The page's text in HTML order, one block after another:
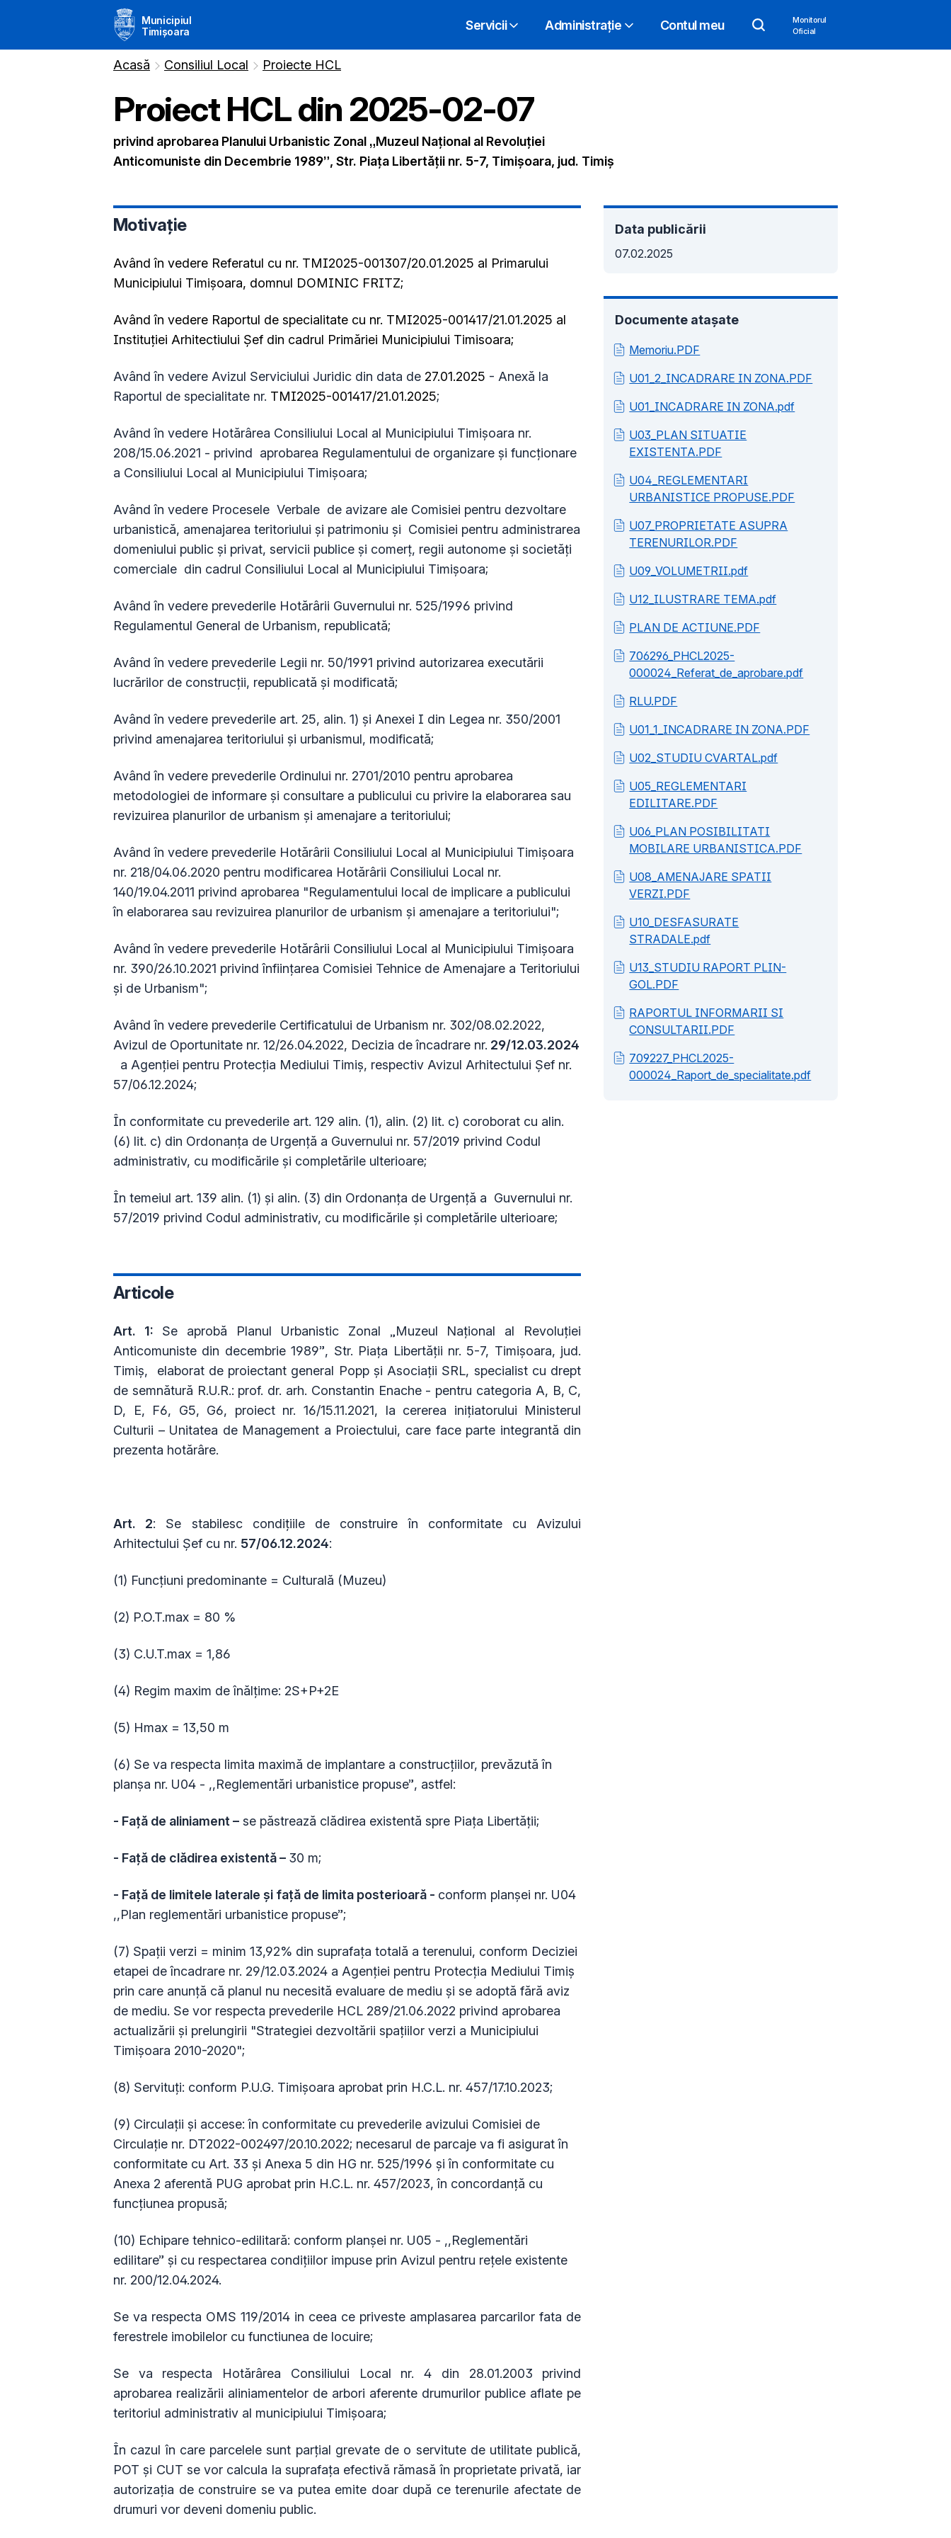
Municipiul
Timișoara
Servicii Administrație Contul meu
Monitorul
Oficial
Acasă Consiliul Local Proiecte HCL
Proiect HCL din 2025-02-07
privind aprobarea Planului Urbanistic Zonal „Muzeul Național al Revoluției
Anticomuniste din Decembrie 1989”, Str. Piața Libertății nr. 5-7, Timișoara, jud. Timiș
Motivație
Având în vedere Referatul cu nr. TMI2025-001307/20.01.2025 al Primarului
Municipiului Timişoara, domnul DOMINIC FRITZ;
Având în vedere Raportul de specialitate cu nr. TMI2025-001417/21.01.2025 al
Instituției Arhitectiului Șef din cadrul Primăriei Municipiului Timisoara;
Având în vedere Avizul Serviciului Juridic din data de 27.01.2025 - Anexă la
Raportul de specialitate nr. TMI2025-001417/21.01.2025;
Având în vedere Hotărârea Consiliului Local al Municipiului Timișoara nr.
208/15.06.2021 - privind aprobarea Regulamentului de organizare și funcționare
a Consiliului Local al Municipiului Timișoara;
Având în vedere Procesele Verbale de avizare ale Comisiei pentru dezvoltare
urbanistică, amenajarea teritoriului și patrimoniu și Comisiei pentru administrarea
domeniului public şi privat, servicii publice şi comerţ, regii autonome şi societăţi
comerciale din cadrul Consiliului Local al Municipiului Timişoara;
Având în vedere prevederile Hotărârii Guvernului nr. 525/1996 privind
Regulamentul General de Urbanism, republicată;
Având în vedere prevederile Legii nr. 50/1991 privind autorizarea executării
lucrărilor de construcţii, republicată şi modificată;
Având în vedere prevederile art. 25, alin. 1) şi Anexei I din Legea nr. 350/2001
privind amenajarea teritoriului şi urbanismul, modificată;
Având în vedere prevederile Ordinului nr. 2701/2010 pentru aprobarea
metodologiei de informare şi consultare a publicului cu privire la elaborarea sau
revizuirea planurilor de urbanism şi amenajare a teritoriului;
Având în vedere prevederile Hotărârii Consiliului Local al Municipiului Timişoara
nr. 218/04.06.2020 pentru modificarea Hotărârii Consiliului Local nr.
140/19.04.2011 privind aprobarea "Regulamentului local de implicare a publicului
în elaborarea sau revizuirea planurilor de urbanism şi amenajare a teritoriului";
Având în vedere prevederile Hotărârii Consiliului Local al Municipiului Timişoara
nr. 390/26.10.2021 privind înființarea Comisiei Tehnice de Amenajare a Teritoriului
şi de Urbanism";
Având în vedere prevederile Certificatului de Urbanism nr. 302/08.02.2022,
Avizul de Oportunitate nr. 12/26.04.2022, Decizia de încadrare nr. 29/12.03.2024
a Agenţiei pentru Protecţia Mediului Timiş, respectiv Avizul Arhitectului Șef nr.
57/06.12.2024;
În conformitate cu prevederile art. 129 alin. (1), alin. (2) lit. c) coroborat cu alin.
(6) lit. c) din Ordonanța de Urgență a Guvernului nr. 57/2019 privind Codul
administrativ, cu modificările și completările ulterioare;
În temeiul art. 139 alin. (1) și alin. (3) din Ordonanța de Urgență a Guvernului nr.
57/2019 privind Codul administrativ, cu modificările și completările ulterioare;
Articole
Art. 1: Se aprobă Planul Urbanistic Zonal „Muzeul Național al Revoluției
Anticomuniste din decembrie 1989”, Str. Piața Libertății nr. 5-7, Timișoara, jud.
Timiș, elaborat de proiectant general Popp și Asociații SRL, specialist cu drept
de semnătură R.U.R.: prof. dr. arh. Constantin Enache - pentru categoria A, B, C,
D, E, F6, G5, G6, proiect nr. 16/15.11.2021, la cererea inițiatorului Ministerul
Culturii – Unitatea de Management a Proiectului, care face parte integrantă din
prezenta hotărâre.
Art. 2: Se stabilesc condiţiile de construire în conformitate cu Avizului
Arhitectului Șef cu nr. 57/06.12.2024:
(1) Funcțiuni predominante = Culturală (Muzeu)
(2) P.O.T.max = 80 %
(3) C.U.T.max = 1,86
(4) Regim maxim de înălțime: 2S+P+2E
(5) Hmax = 13,50 m
(6) Se va respecta limita maximă de implantare a construcțiilor, prevăzută în
planșa nr. U04 - ,,Reglementări urbanistice propuse”, astfel:
- Față de aliniament – se păstrează clădirea existentă spre Piața Libertății;
- Față de clădirea existentă – 30 m;
- Față de limitele laterale și față de limita posterioară - conform planșei nr. U04
,,Plan reglementări urbanistice propuse”;
(7) Spații verzi = minim 13,92% din suprafața totală a terenului, conform Deciziei
etapei de încadrare nr. 29/12.03.2024 a Agenției pentru Protecția Mediului Timiș
prin care anunţă că planul nu necesită evaluare de mediu și se adoptă fără aviz
de mediu. Se vor respecta prevederile HCL 289/21.06.2022 privind aprobarea
actualizării și prelungirii "Strategiei dezvoltării spațiilor verzi a Municipiului
Timișoara 2010-2020";
(8) Servituți: conform P.U.G. Timișoara aprobat prin H.C.L. nr. 457/17.10.2023;
(9) Circulații și accese: în conformitate cu prevederile avizului Comisiei de
Circulație nr. DT2022-002497/20.10.2022; necesarul de parcaje va fi asigurat în
conformitate cu Art. 33 și Anexa 5 din HG nr. 525/1996 și în conformitate cu
Anexa 2 aferentă PUG aprobat prin H.C.L. nr. 457/2023, în concordanță cu
funcțiunea propusă;
(10) Echipare tehnico-edilitară: conform planșei nr. U05 - ,,Reglementări
edilitare” și cu respectarea condițiilor impuse prin Avizul pentru rețele existente
nr. 200/12.04.2024.
Se va respecta OMS 119/2014 in ceea ce priveste amplasarea parcarilor fata de
ferestrele imobilelor cu functiunea de locuire;
Se va respecta Hotărârea Consiliului Local nr. 4 din 28.01.2003 privind
aprobarea realizării aliniamentelor de arbori aferente drumurilor publice aflate pe
teritoriul administrativ al municipiului Timișoara;
În cazul în care parcelele sunt parțial grevate de o servitute de utilitate publică,
POT şi CUT se vor calcula la suprafața efectivă rămasă în proprietate privată, iar
autorizația de construire se va putea emite doar după ce terenurile afectate de
drumuri vor deveni domeniu public.
Data publicării
07.02.2025
Documente atașate
Memoriu.PDF
U01_2_INCADRARE IN ZONA.PDF
U01_INCADRARE IN ZONA.pdf
U03_PLAN SITUATIE
EXISTENTA.PDF
U04_REGLEMENTARI
URBANISTICE PROPUSE.PDF
U07_PROPRIETATE ASUPRA
TERENURILOR.PDF
U09_VOLUMETRII.pdf
U12_ILUSTRARE TEMA.pdf
PLAN DE ACTIUNE.PDF
706296_PHCL2025-
000024_Referat_de_aprobare.pdf
RLU.PDF
U01_1_INCADRARE IN ZONA.PDF
U02_STUDIU CVARTAL.pdf
U05_REGLEMENTARI
EDILITARE.PDF
U06_PLAN POSIBILITATI
MOBILARE URBANISTICA.PDF
U08_AMENAJARE SPATII
VERZI.PDF
U10_DESFASURATE
STRADALE.pdf
U13_STUDIU RAPORT PLIN-
GOL.PDF
RAPORTUL INFORMARII SI
CONSULTARII.PDF
709227_PHCL2025-
000024_Raport_de_specialitate.pdf